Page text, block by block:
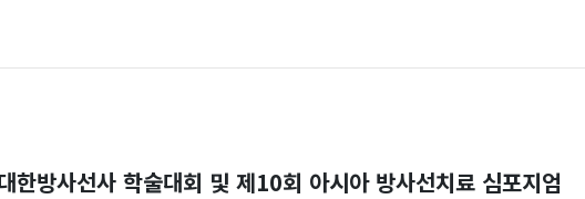
방사선사 학술대회 및 제10회 아시아 방사선치료 심포지엄